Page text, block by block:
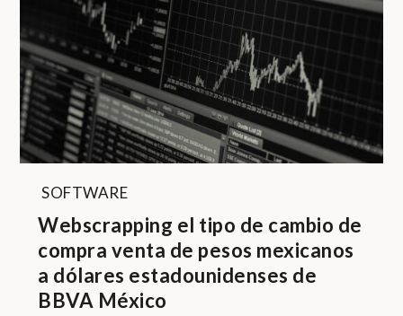
SOFTWARE
Webscrapping el tipo de cambio de
compra venta de pesos mexicanos
a dólares estadounidenses de
BBVA México